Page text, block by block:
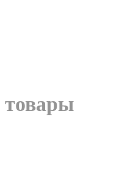
товары